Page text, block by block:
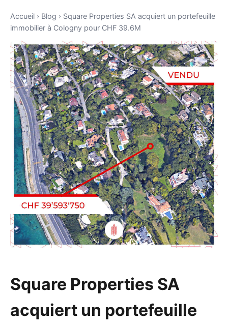
Accueil › Blog › Square Properties SA acquiert un portefeuille
immobilier à Cologny pour CHF 39.6M
Square Properties SA
acquiert un portefeuille